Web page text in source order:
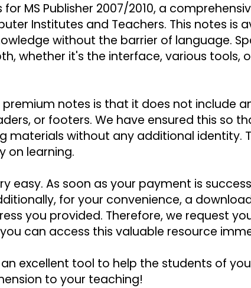
MS Publisher 2007/2010, a
Institutes and Teachers. This notes is
without the barrier of language.
whether it's the interface, various
notes is that it does not include
or footers. We have ensured this so
materials without any additional identity.
on learning.
easy. As soon as your payment is
for your convenience, a
you provided. Therefore, we request
can access this valuable resource
excellent tool to help the students of
to your teaching!